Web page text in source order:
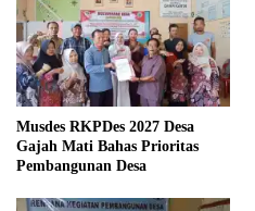
Musdes RKPDes 2027 Desa
Gajah Mati Bahas Prioritas
Pembangunan Desa